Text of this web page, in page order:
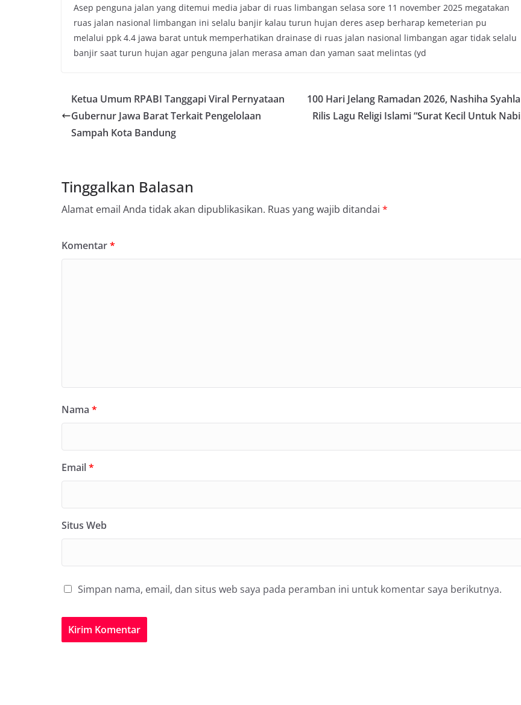
Asep penguna jalan yang ditemui media jabar di ruas limbangan selasa sore 11 november 2025 megatakan
ruas jalan nasional limbangan ini selalu banjir kalau turun hujan deres asep berharap kemeterian pu
melalui ppk 4.4 jawa barat untuk memperhatikan drainase di ruas jalan nasional limbangan agar tidak selalu
banjir saat turun hujan agar penguna jalan merasa aman dan yaman saat melintas (yd
Ketua Umum RPABI Tanggapi Viral Pernyataan
Gubernur Jawa Barat Terkait Pengelolaan
Sampah Kota Bandung
100 Hari Jelang Ramadan 2026, Nashiha Syahla
Rilis Lagu Religi Islami “Surat Kecil Untuk Nabi
Tinggalkan Balasan
Alamat email Anda tidak akan dipublikasikan. Ruas yang wajib ditandai *
Komentar*
Nama *
Email*
Situs Web
Simpan nama, email, dan situs web saya pada peramban ini untuk komentar saya berikutnya.